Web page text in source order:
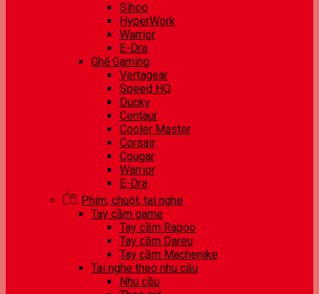
Sihoo
HyperWork
Warrior
E-Dra
Ghế Gaming
Vertagear
Speed HQ
Ducky
Centaur
Cooler Master
Corsair
Cougar
Warrior
E-Dra
Phím, chuột, tai nghe
Tay cầm game
Tay cầm Rapoo
Tay cầm Dareu
Tay cầm Machenike
Tai nghe theo nhu cầu
Nhu cầu